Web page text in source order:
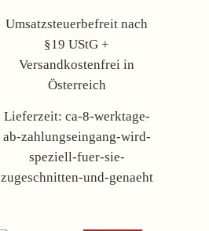
Umsatzsteuerbefreit nach
§19 UStG +
Versandkostenfrei in
Österreich
Lieferzeit: ca-8-werktage-
ab-zahlungseingang-wird-
speziell-fuer-sie-
zugeschnitten-und-genaeht